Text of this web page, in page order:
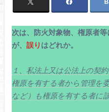
次は、防火対象物、権原者
が、 誤り はどれか。
１、私法上又は公法上の契
権原を有する者から管理を
など）も権原を有する者に